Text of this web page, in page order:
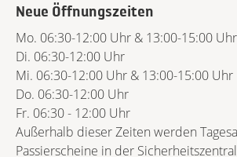
Neue Öffnungszeiten
Mo. 06:30-12:00 Uhr & 13:00-15:00 Uhr
Di. 06:30-12:00 Uhr
Mi. 06:30-12:00 Uhr & 13:00-15:00 Uhr
Do. 06:30-12:00 Uhr
Fr. 06:30 - 12:00 Uhr
Außerhalb dieser Zeiten werden
Passierscheine in der